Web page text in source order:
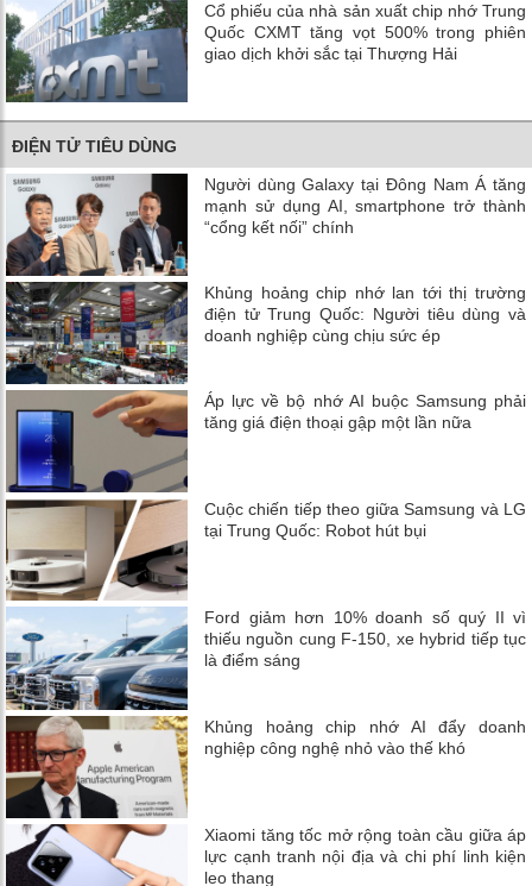
Cổ phiếu của nhà sản xuất chip nhớ Trung
Quốc CXMT tăng vọt 500% trong phiên
giao dịch khởi sắc tại Thượng Hải
ĐIỆN TỬ TIÊU DÙNG
Người dùng Galaxy tại Đông Nam Á tăng
mạnh sử dụng AI, smartphone trở thành
“cổng kết nối” chính
Khủng hoảng chip nhớ lan tới thị trường
điện tử Trung Quốc: Người tiêu dùng và
doanh nghiệp cùng chịu sức ép
Áp lực về bộ nhớ AI buộc Samsung phải
tăng giá điện thoại gập một lần nữa
Cuộc chiến tiếp theo giữa Samsung và LG
tại Trung Quốc: Robot hút bụi
Ford giảm hơn 10% doanh số quý II vì
thiếu nguồn cung F-150, xe hybrid tiếp tục
là điểm sáng
Khủng hoảng chip nhớ AI đẩy doanh
nghiệp công nghệ nhỏ vào thế khó
Xiaomi tăng tốc mở rộng toàn cầu giữa áp
lực cạnh tranh nội địa và chi phí linh kiện
leo thang